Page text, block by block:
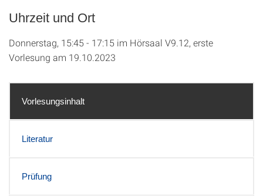
Uhrzeit und Ort
Donnerstag, 15:45 - 17:15 im Hörsaal V9.12, erste
Vorlesung am 19.10.2023
Vorlesungsinhalt
Literatur
Prüfung